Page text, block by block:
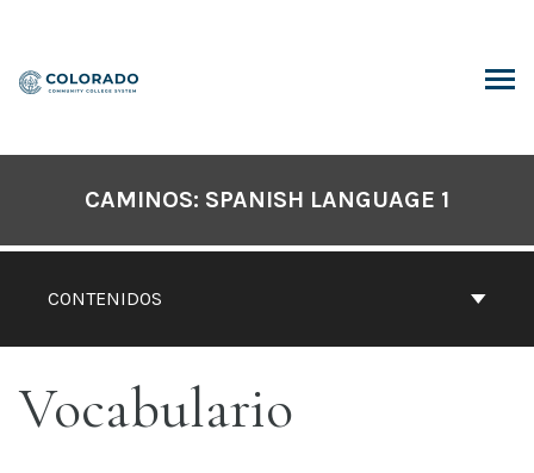
contenido
CONTENIDOS
CAMINOS: SPANISH LANGUAGE 1
Vocabulario